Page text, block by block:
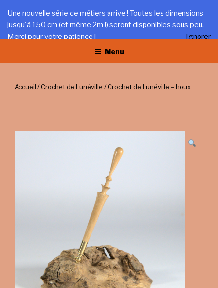
contenu
principal
LA TRÉFILERIE
Gîte et artisanat au coeur du Jura
Menu
Accueil /Crochet de Lunéville / Crochet de Lunéville – houx
Une nouvelle série de métiers arrive ! Toutes les dimensions
jusqu'à 150 cm (et même 2m !) seront disponibles sous peu.
Merci pour votre patience !
Ignorer